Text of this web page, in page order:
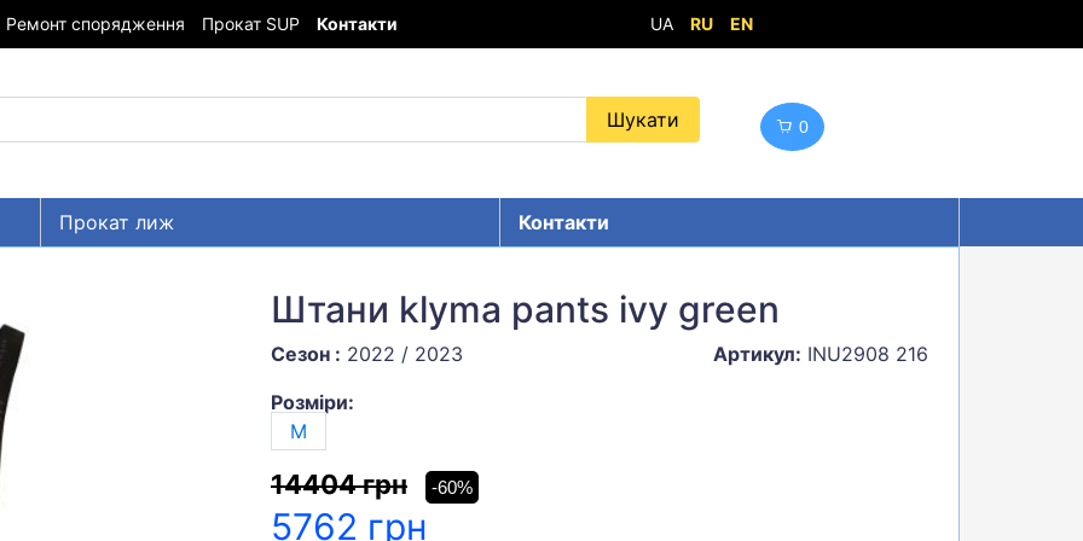
Ремонт спорядження Прокат SUP Контакти UA RU EN
0
Прокат лиж
Контакти
Штани klyma pants ivy green
Сезон : 2022 / 2023 Артикул: INU2908 216
Розміри:
M
14404 грн -60%
5762 грн